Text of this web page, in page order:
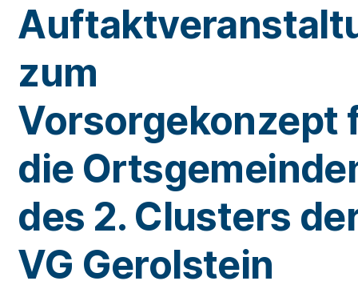
zum
Vorsorgekonzept
die
des 2. Clusters
VG Gerolstein